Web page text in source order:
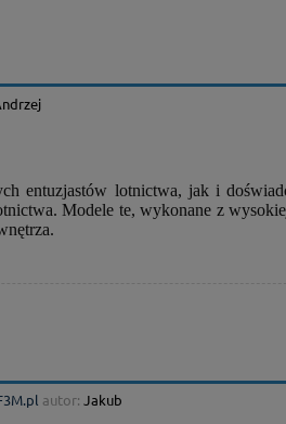
entuzjastów lotnictwa, jak i
Modele te, wykonane z
autor: Jakub